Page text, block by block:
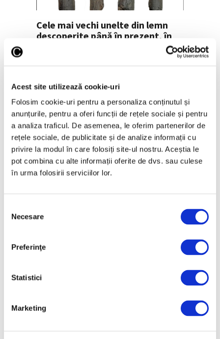
Acest site utilizează cookie-uri
Folosim cookie-uri pentru a personaliza conținutul și
anunțurile, pentru a oferi funcții de rețele sociale și pentru
a analiza traficul. De asemenea, le oferim partenerilor de
rețele sociale, de publicitate și de analize informații cu
privire la modul în care folosiți site-ul nostru. Aceștia le
pot combina cu alte informații oferite de dvs. sau culese
în urma folosirii serviciilor lor.
consimțământului
Necesare
Preferinţe
Statistici
Marketing
Cele mai vechi unelte din lemn
descoperite până în prezent, în
1 August 2025
Articole recente